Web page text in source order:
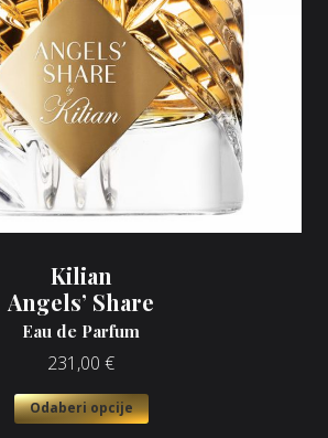
Kilian
Angels’ Share
Eau de Parfum
231,00 €
Odaberi opcije